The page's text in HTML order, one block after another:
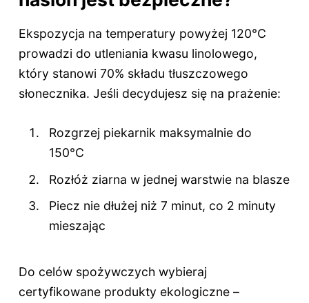
Ekspozycja na temperatury powyżej 120°C
prowadzi do utleniania kwasu linolowego,
który stanowi 70% składu tłuszczowego
słonecznika. Jeśli decydujesz się na prażenie:
Rozgrzej piekarnik maksymalnie do
150°C
Rozłóż ziarna w jednej warstwie na blasze
Piecz nie dłużej niż 7 minut, co 2 minuty
mieszając
Do celów spożywczych wybieraj
certyfikowane produkty ekologiczne –